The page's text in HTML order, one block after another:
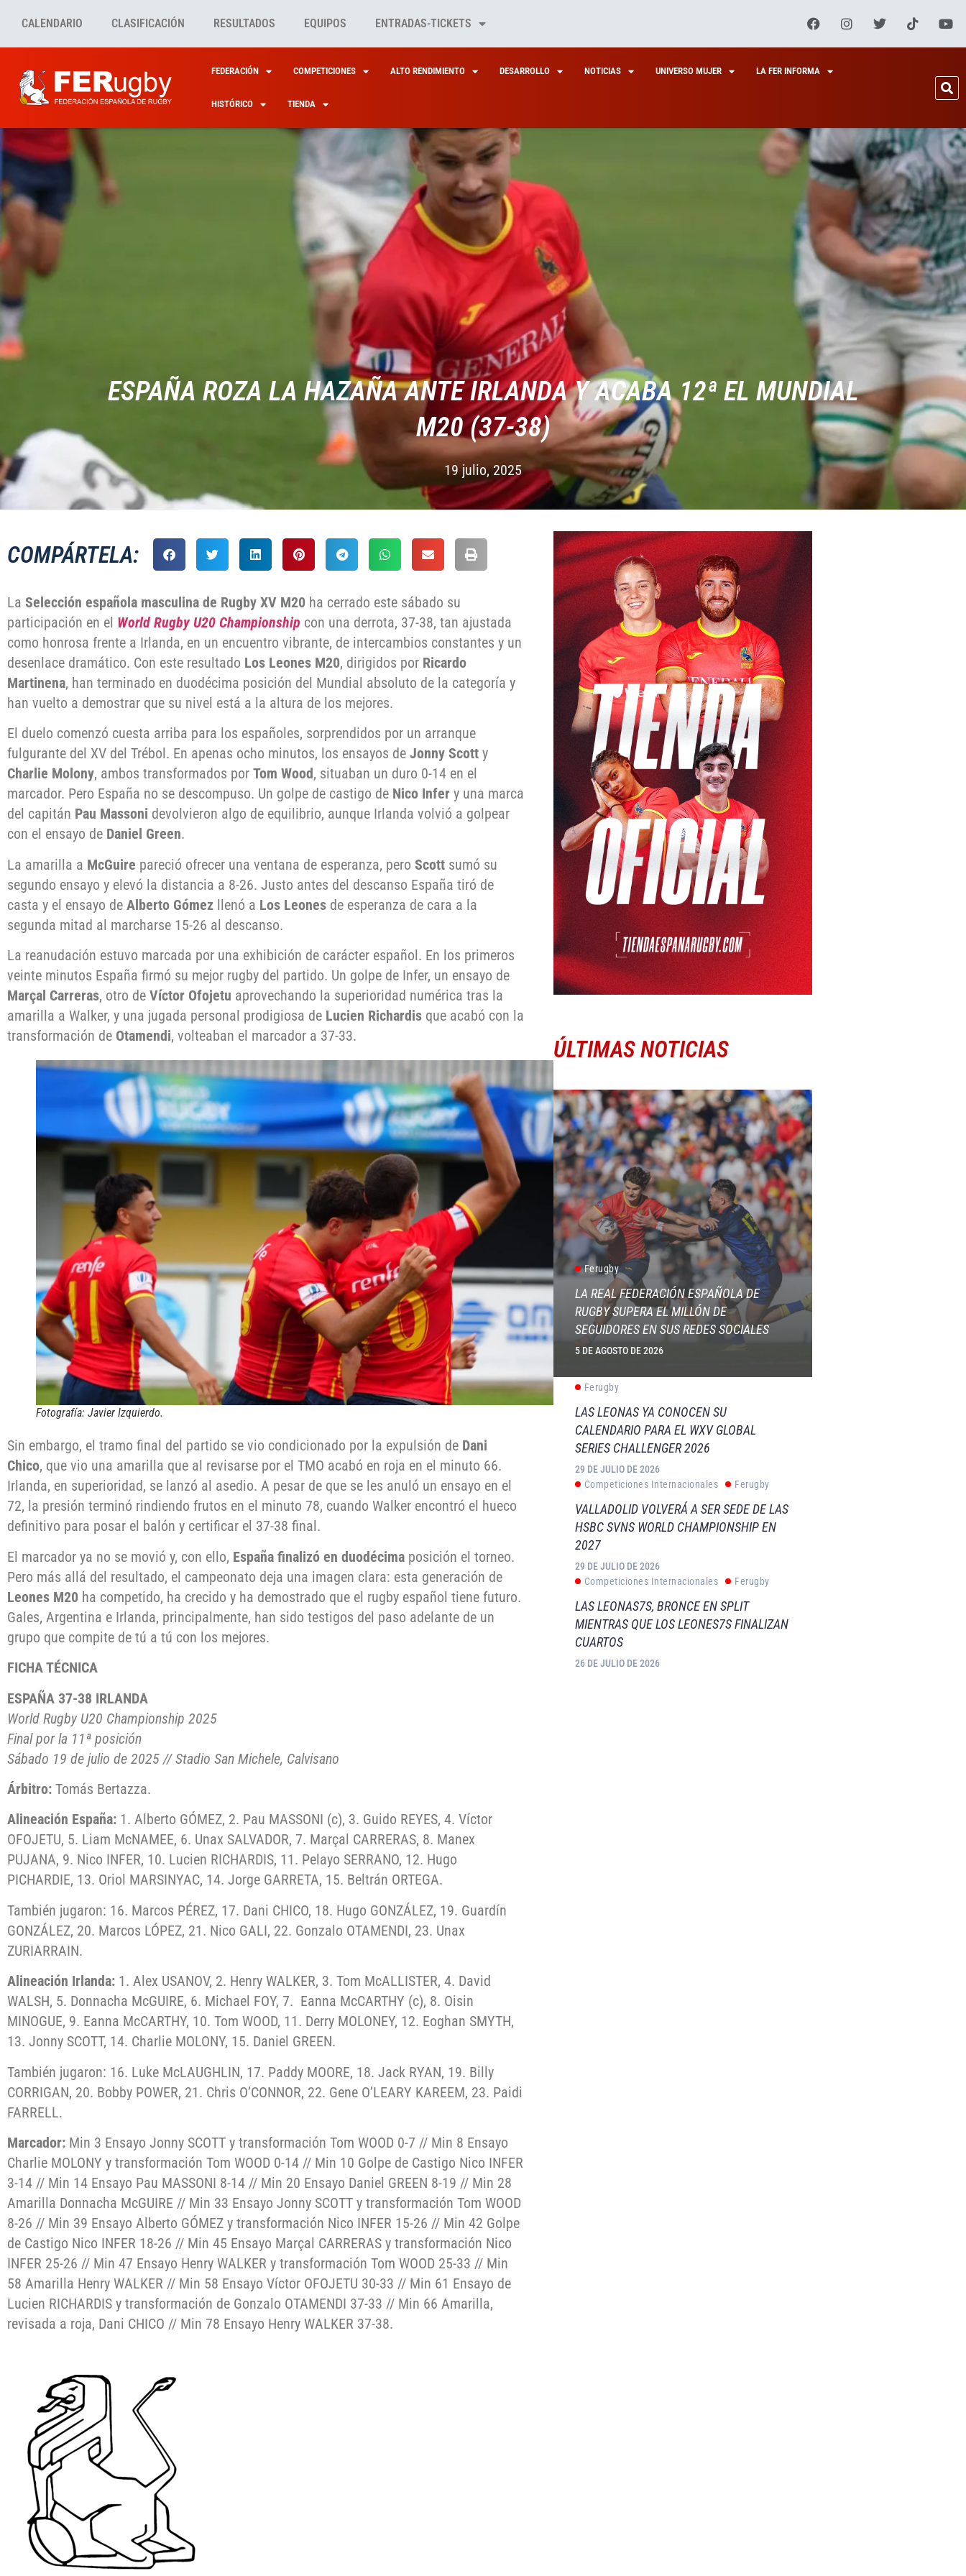
CALENDARIO CLASIFICACIÓN RESULTADOS EQUIPOS ENTRADAS-TICKETS
FEDERACIÓN COMPETICIONES ALTO RENDIMIENTO DESARROLLO NOTICIAS UNIVERSO MUJER LA FER INFORMA
HISTÓRICO TIENDA
ESPAÑA ROZA LA HAZAÑA ANTE IRLANDA Y ACABA 12ª EL MUNDIAL
M20 (37-38)
19 julio, 2025
COMPÁRTELA:
La Selección española masculina de Rugby XV M20 ha cerrado este sábado su
participación en el World Rugby U20 Championship con una derrota, 37-38, tan ajustada
como honrosa frente a Irlanda, en un encuentro vibrante, de intercambios constantes y un
desenlace dramático. Con este resultado Los Leones M20, dirigidos por Ricardo
Martinena, han terminado en duodécima posición del Mundial absoluto de la categoría y
han vuelto a demostrar que su nivel está a la altura de los mejores.
El duelo comenzó cuesta arriba para los españoles, sorprendidos por un arranque
fulgurante del XV del Trébol. En apenas ocho minutos, los ensayos de Jonny Scott y
Charlie Molony, ambos transformados por Tom Wood, situaban un duro 0-14 en el
marcador. Pero España no se descompuso. Un golpe de castigo de Nico Infer y una marca
del capitán Pau Massoni devolvieron algo de equilibrio, aunque Irlanda volvió a golpear
con el ensayo de Daniel Green.
La amarilla a McGuire pareció ofrecer una ventana de esperanza, pero Scott sumó su
segundo ensayo y elevó la distancia a 8-26. Justo antes del descanso España tiró de
casta y el ensayo de Alberto Gómez llenó a Los Leones de esperanza de cara a la
segunda mitad al marcharse 15-26 al descanso.
La reanudación estuvo marcada por una exhibición de carácter español. En los primeros
veinte minutos España firmó su mejor rugby del partido. Un golpe de Infer, un ensayo de
Marçal Carreras, otro de Víctor Ofojetu aprovechando la superioridad numérica tras la
amarilla a Walker, y una jugada personal prodigiosa de Lucien Richardis que acabó con la
transformación de Otamendi, volteaban el marcador a 37-33.
Fotografía: Javier Izquierdo.
Sin embargo, el tramo final del partido se vio condicionado por la expulsión de Dani
Chico, que vio una amarilla que al revisarse por el TMO acabó en roja en el minuto 66.
Irlanda, en superioridad, se lanzó al asedio. A pesar de que se les anuló un ensayo en el
72, la presión terminó rindiendo frutos en el minuto 78, cuando Walker encontró el hueco
definitivo para posar el balón y certificar el 37-38 final.
El marcador ya no se movió y, con ello, España finalizó en duodécima posición el torneo.
Pero más allá del resultado, el campeonato deja una imagen clara: esta generación de
Leones M20 ha competido, ha crecido y ha demostrado que el rugby español tiene futuro.
Gales, Argentina e Irlanda, principalmente, han sido testigos del paso adelante de un
grupo que compite de tú a tú con los mejores.
FICHA TÉCNICA
ESPAÑA 37-38 IRLANDA
World Rugby U20 Championship 2025
Final por la 11ª posición
Sábado 19 de julio de 2025 // Stadio San Michele, Calvisano
Árbitro: Tomás Bertazza.
Alineación España: 1. Alberto GÓMEZ, 2. Pau MASSONI (c), 3. Guido REYES, 4. Víctor
OFOJETU, 5. Liam McNAMEE, 6. Unax SALVADOR, 7. Marçal CARRERAS, 8. Manex
PUJANA, 9. Nico INFER, 10. Lucien RICHARDIS, 11. Pelayo SERRANO, 12. Hugo
PICHARDIE, 13. Oriol MARSINYAC, 14. Jorge GARRETA, 15. Beltrán ORTEGA.
También jugaron: 16. Marcos PÉREZ, 17. Dani CHICO, 18. Hugo GONZÁLEZ, 19. Guardín
GONZÁLEZ, 20. Marcos LÓPEZ, 21. Nico GALI, 22. Gonzalo OTAMENDI, 23. Unax
ZURIARRAIN.
Alineación Irlanda: 1. Alex USANOV, 2. Henry WALKER, 3. Tom McALLISTER, 4. David
WALSH, 5. Donnacha McGUIRE, 6. Michael FOY, 7. Eanna McCARTHY (c), 8. Oisin
MINOGUE, 9. Eanna McCARTHY, 10. Tom WOOD, 11. Derry MOLONEY, 12. Eoghan SMYTH,
13. Jonny SCOTT, 14. Charlie MOLONY, 15. Daniel GREEN.
También jugaron: 16. Luke McLAUGHLIN, 17. Paddy MOORE, 18. Jack RYAN, 19. Billy
CORRIGAN, 20. Bobby POWER, 21. Chris O’CONNOR, 22. Gene O’LEARY KAREEM, 23. Paidi
FARRELL.
Marcador: Min 3 Ensayo Jonny SCOTT y transformación Tom WOOD 0-7 // Min 8 Ensayo
Charlie MOLONY y transformación Tom WOOD 0-14 // Min 10 Golpe de Castigo Nico INFER
3-14 // Min 14 Ensayo Pau MASSONI 8-14 // Min 20 Ensayo Daniel GREEN 8-19 // Min 28
Amarilla Donnacha McGUIRE // Min 33 Ensayo Jonny SCOTT y transformación Tom WOOD
8-26 // Min 39 Ensayo Alberto GÓMEZ y transformación Nico INFER 15-26 // Min 42 Golpe
de Castigo Nico INFER 18-26 // Min 45 Ensayo Marçal CARRERAS y transformación Nico
INFER 25-26 // Min 47 Ensayo Henry WALKER y transformación Tom WOOD 25-33 // Min
58 Amarilla Henry WALKER // Min 58 Ensayo Víctor OFOJETU 30-33 // Min 61 Ensayo de
Lucien RICHARDIS y transformación de Gonzalo OTAMENDI 37-33 // Min 66 Amarilla,
revisada a roja, Dani CHICO // Min 78 Ensayo Henry WALKER 37-38.
ÚLTIMAS NOTICIAS
Ferugby
LA REAL FEDERACIÓN ESPAÑOLA DE
RUGBY SUPERA EL MILLÓN DE
SEGUIDORES EN SUS REDES SOCIALES
5 DE AGOSTO DE 2026
Ferugby
LAS LEONAS YA CONOCEN SU
CALENDARIO PARA EL WXV GLOBAL
SERIES CHALLENGER 2026
29 DE JULIO DE 2026
Competiciones Internacionales
Ferugby
VALLADOLID VOLVERÁ A SER SEDE DE LAS
HSBC SVNS WORLD CHAMPIONSHIP EN
2027
29 DE JULIO DE 2026
Competiciones Internacionales
Ferugby
LAS LEONAS7S, BRONCE EN SPLIT
MIENTRAS QUE LOS LEONES7S FINALIZAN
CUARTOS
26 DE JULIO DE 2026